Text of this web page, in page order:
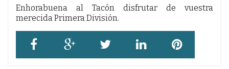
Enhorabuena al Tacón disfrutar de vuestra
merecida Primera División.